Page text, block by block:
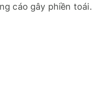
cáo gây phiền toái.